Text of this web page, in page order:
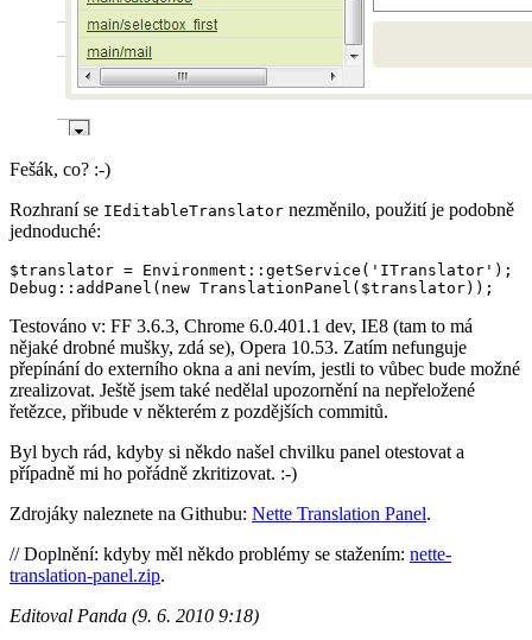
Fešák, co? :-)
Rozhraní se IEditableTranslator nezměnilo, použití je podobně
jednoduché:
$translator = Environment::getService('ITranslator');
Testováno v: FF 3.6.3, Chrome 6.0.401.1 dev, IE8 (tam to má
nějaké drobné mušky, zdá se), Opera 10.53. Zatím nefunguje
přepínání do externího okna a ani nevím, jestli to vůbec bude možné
zrealizovat. Ještě jsem také nedělal upozornění na nepřeložené
řetězce, přibude v některém z pozdějších commitů.
Byl bych rád, kdyby si někdo našel chvilku panel otestovat a
případně mi ho pořádně zkritizovat. :-)
Zdrojáky naleznete na Githubu: Nette Translation Panel.
// Doplnění: kdyby měl někdo problémy se stažením: nette-
translation-panel.zip.
Editoval Panda (9. 6. 2010 9:18)